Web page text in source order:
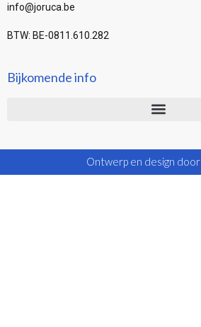
info@joruca.be
BTW: BE-0811.610.282
Bijkomende info
Ontwerp en design door